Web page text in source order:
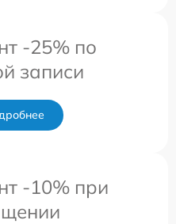
-25% по
записи
-10% при